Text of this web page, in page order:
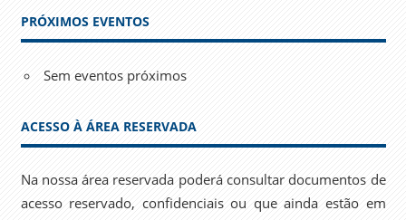
PRÓXIMOS EVENTOS
Sem eventos próximos
ACESSO À ÁREA RESERVADA
Na nossa área reservada poderá consultar documentos de
acesso reservado, confidenciais ou que ainda estão em